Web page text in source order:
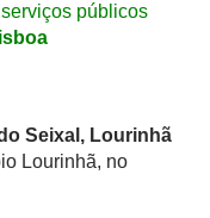
públicos
Seixal, Lourinhã
Lourinhã, no